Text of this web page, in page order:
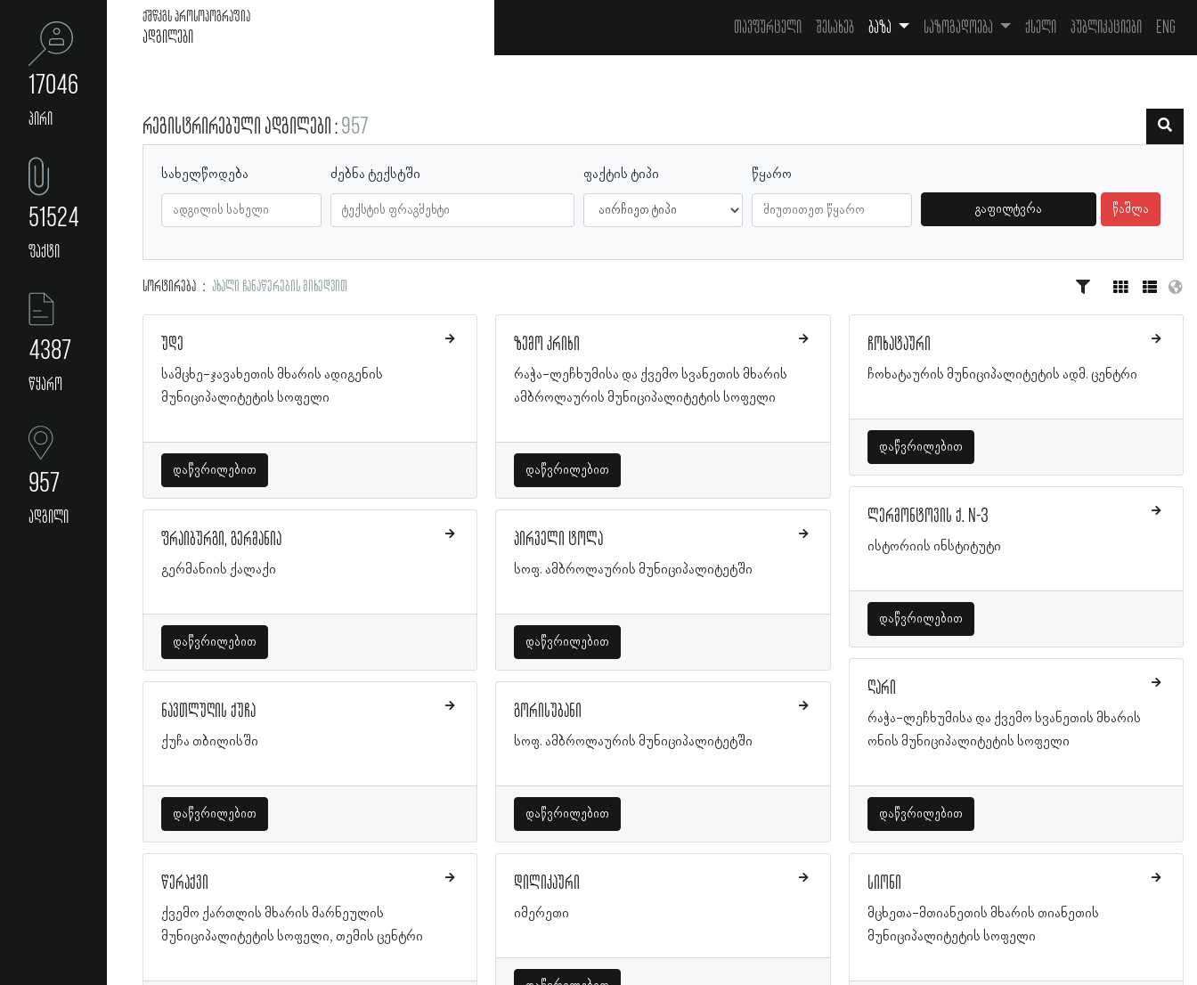
17046
პირი
51524
ფაქტი
4387
წყარო
957
ადგილი
ქშწკგს პროსოპოგრაფია
ადგილები თავფურცელი შესახებ ბაზა საზოგადოება ქსელი პუბლიკაციები Eng
რეგისტრირებული ადგილები 957
სახელწოდება ძებნა ტექსტში ფაქტის ტიპი წყარო
გაფილტვრა წაშლა
სორტირება ახალი ჩანაწერების მიხედვით
უდე
სამცხე-ჯავახეთის მხარის ადიგენის
მუნიციპალიტეტის სოფელი
დაწვრილებით
ფრაიბურგი, გერმანია
გერმანიის ქალაქი
დაწვრილებით
ნავთლუღის ქუჩა
ქუჩა თბილისში
დაწვრილებით
წერაქვი
ქვემო ქართლის მხარის მარნეულის
მუნიციპალიტეტის სოფელი, თემის ცენტრი
ზემო კრიხი
რაჭა-ლეჩხუმისა და ქვემო სვანეთის მხარის
ამბროლაურის მუნიციპალიტეტის სოფელი
დაწვრილებით
პირველი ტოლა
სოფ. ამბროლაურის მუნიციპალიტეტში
დაწვრილებით
გორისუბანი
სოფ. ამბროლაურის მუნიციპალიტეტში
დაწვრილებით
დილიკაური
იმერეთი
ჩოხატაური
ჩოხატაურის მუნიციპალიტეტის ადმ. ცენტრი
დაწვრილებით
ლერმონტოვის ქ. N-3
ისტორიის ინსტიტუტი
დაწვრილებით
ღარი
რაჭა-ლეჩხუმისა და ქვემო სვანეთის მხარის
ონის მუნიციპალიტეტის სოფელი
დაწვრილებით
სიონი
მცხეთა-მთიანეთის მხარის თიანეთის
მუნიციპალიტეტის სოფელი